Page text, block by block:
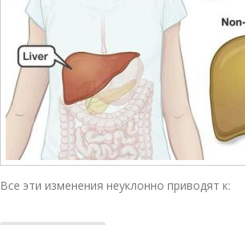
Все эти изменения неуклонно приводят к: